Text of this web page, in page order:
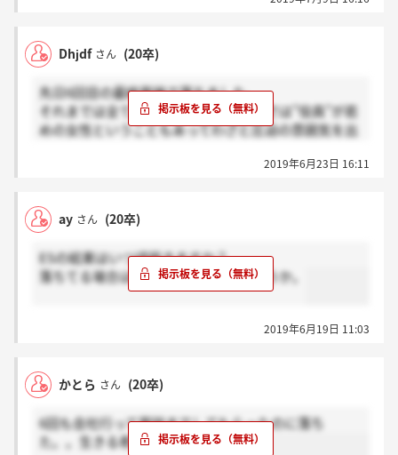
Dhjdf さん (20卒)
先日6回目の最終面接で落ちました。
それまでは全て和やかでしたが、最終では”役員”が若
めの女性ということもあってわざと圧迫の雰囲気を出
人事の人の案内や面接開始時間など全体的に雑に扱わ
滑り止めや第一志望に向けての面接の練習にはいいと
思います。
込みました。
2019年6月23日 16:11
ay さん (20卒)
ESの結果はいつ頃届きますか？
落ちてる場合はサイレントなのでしょうか。
2019年6月19日 11:03
かとら さん (20卒)
6回も会社行って面談までしてもらったのに落ち
た。。生きる希望。。。